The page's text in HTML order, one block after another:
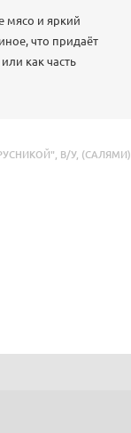
мясо и яркий
что придаёт
как часть
В/У, (САЛЯМИ)